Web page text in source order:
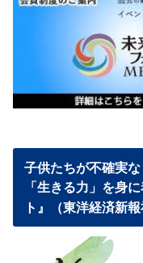
子供たちが不確実
「生きる力」を身
ト』（東洋経済新